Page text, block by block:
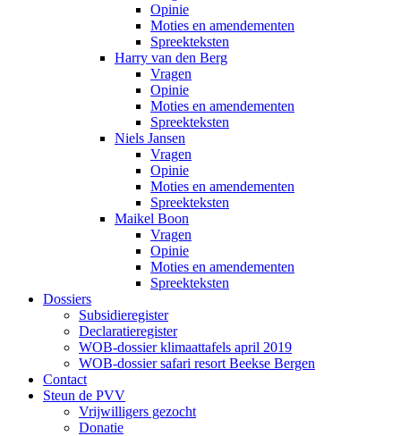
Opinie
Moties en amendementen
Spreekteksten
Harry van den Berg
Vragen
Opinie
Moties en amendementen
Spreekteksten
Niels Jansen
Vragen
Opinie
Moties en amendementen
Spreekteksten
Maikel Boon
Vragen
Opinie
Moties en amendementen
Spreekteksten
Dossiers
Subsidieregister
Declaratieregister
WOB-dossier klimaattafels april 2019
WOB-dossier safari resort Beekse Bergen
Contact
Steun de PVV
Vrijwilligers gezocht
Donatie